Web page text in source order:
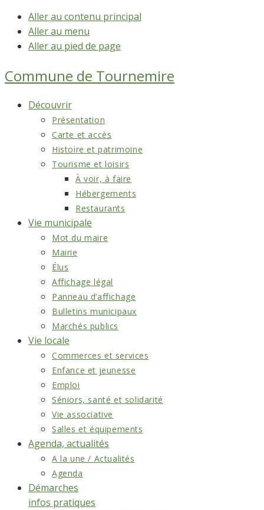
Aller au contenu principal
Aller au menu
Aller au pied de page
Commune de Tournemire
Découvrir
Présentation
Carte et accès
Histoire et patrimoine
Tourisme et loisirs
À voir, à faire
Hébergements
Restaurants
Vie municipale
Mot du maire
Mairie
Élus
Affichage légal
Panneau d’affichage
Bulletins municipaux
Marchés publics
Vie locale
Commerces et services
Enfance et jeunesse
Emploi
Séniors, santé et solidarité
Vie associative
Salles et équipements
Agenda, actualités
A la une / Actualités
Agenda
Démarches
infos pratiques